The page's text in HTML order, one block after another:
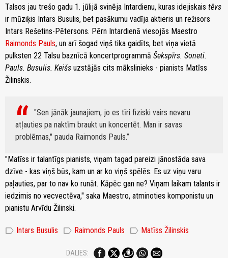
Talsos jau trešo gadu 1. jūlijā svinēja Intardienu, kuras idejiskais tēvs
ir mūziķis Intars Busulis, bet pasākumu vadīja aktieris un režisors
Intars Rešetins-Pētersons. Pērn Intardienā viesojās Maestro
Raimonds Pauls, un arī šogad viņš tika gaidīts, bet viņa vietā
pulksten 22 Talsu baznīcā koncertprogrammā Šekspīrs. Soneti.
Pauls. Busulis. Keišs uzstājās cits mākslinieks - pianists Matīss
Žilinskis.
"Sen jānāk jaunajiem, jo es tīri fiziski vairs nevaru
atļauties pa naktīm braukt un koncertēt. Man ir savas
problēmas," pauda Raimonds Pauls.
"Matīss ir talantīgs pianists, viņam tagad pareizi jānostāda sava
dzīve - kas viņš būs, kam un ar ko viņš spēlēs. Es uz viņu varu
paļauties, par to nav ko runāt. Kāpēc gan ne? Viņam laikam talants ir
iedzimis no vecvectēva," saka Maestro, atminoties komponistu un
pianistu Arvīdu Žilinski.
label Intars Busulis label Raimonds Pauls label Matīss Žilinskis
DALIES: